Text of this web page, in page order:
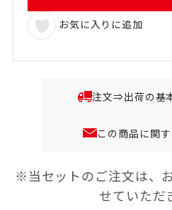
お気に入りに追加
注文⇒出荷の基
この商品に関
※当セットのご注文は、
せていただ